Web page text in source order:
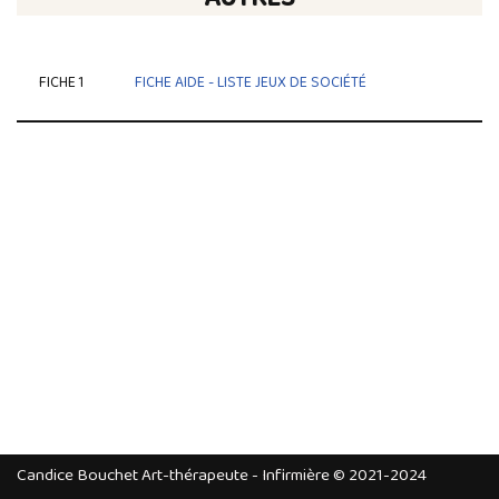
FICHE 1 FICHE AIDE - LISTE JEUX DE SOCIÉTÉ
Candice Bouchet Art-thérapeute - Infirmière © 2021-2024